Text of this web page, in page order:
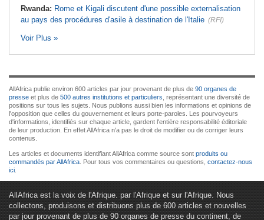
Rwanda: Rome et Kigali discutent d'une possible externalisation
au pays des procédures d'asile à destination de l'Italie (RFI)
Voir Plus »
AllAfrica publie environ 600 articles par jour provenant de plus de 90 organes de
presse et plus de 500 autres institutions et particuliers , représentant une diversité de
positions sur tous les sujets. Nous publions aussi bien les informations et opinions de
l'opposition que celles du gouvernement et leurs porte-paroles. Les pourvoyeurs
d'informations, identifiés sur chaque article, gardent l'entière responsabilité éditoriale
de leur production. En effet AllAfrica n'a pas le droit de modifier ou de corriger leurs
contenus.
Les articles et documents identifiant AllAfrica comme source sont produits ou
commandés par AllAfrica . Pour tous vos commentaires ou questions, contactez-nous
ici
AllAfrica est la voix de l'Afrique. par l'Afrique et sur l'Afrique. Nous
collectons, produisons et distribuons plus de 600 articles et nouvelles
par jour provenant de plus de 90 organes de presse du continent, de